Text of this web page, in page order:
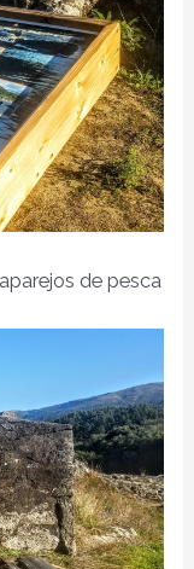
de pesca